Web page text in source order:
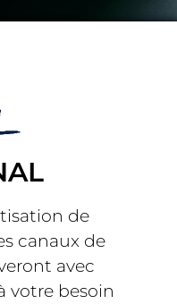
de
canaux de
avec
votre besoin